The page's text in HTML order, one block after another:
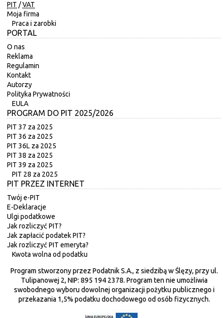
PIT /VAT
Moja firma
Praca i zarobki
PORTAL
O nas
Reklama
Regulamin
Kontakt
Autorzy
Polityka Prywatności
EULA
PROGRAM DO PIT 2025/2026
PIT 37 za 2025
PIT 36 za 2025
PIT 36L za 2025
PIT 38 za 2025
PIT 39 za 2025
PIT 28 za 2025
PIT PRZEZ INTERNET
Twój e-PIT
E-Deklaracje
Ulgi podatkowe
Jak rozliczyć PIT?
Jak zapłacić podatek PIT?
Jak rozliczyć PIT emeryta?
Kwota wolna od podatku
Program stworzony przez Podatnik S.A., z siedzibą w Ślęzy, przy ul.
Tulipanowej 2, NIP: 895 194 2378. Program ten nie umożliwia
swobodnego wyboru dowolnej organizacji pożytku publicznego i
przekazania 1,5% podatku dochodowego od osób fizycznych.